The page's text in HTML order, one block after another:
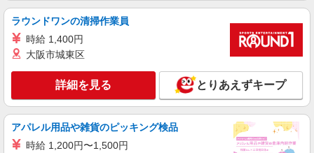
ラウンドワンの清掃作業員
時給 1,400円
大阪市城東区
詳細を見る とりあえずキープ
アパレル用品や雑貨のピッキング検品
時給 1,200円〜1,500円